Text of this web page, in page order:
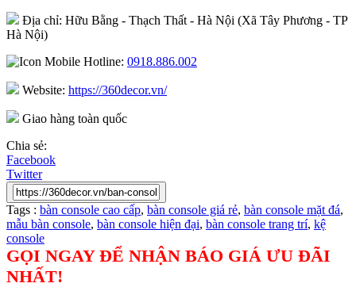
Địa chỉ: Hữu Bằng - Thạch Thất - Hà Nội (Xã Tây Phương - TP
Hà Nội)
Hotline: 0918.886.002
Website: https://360decor.vn/
Giao hàng toàn quốc
Chia sẻ:
Facebook
Twitter
Tags : bàn console cao cấp, bàn console giá rẻ, bàn console mặt đá,
mẫu bàn console, bàn console hiện đại, bàn console trang trí, kệ
console
GỌI NGAY ĐỂ NHẬN BÁO GIÁ ƯU ĐÃI
NHẤT!